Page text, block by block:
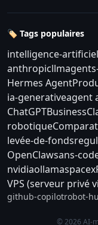
🏷️ Tags populaires
intelligence-
anthropicllm
Hermes Agent
ia-generativeagent
ChatGPTBusiness
robotique
levée-de-fonds
OpenClawsans-
nvidiaollamaspacex
VPS (serveur privé
github-copilotrobot-
© 2026 AI-